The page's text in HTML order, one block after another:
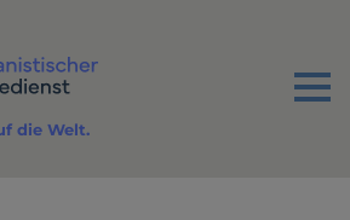
Menu
die Welt.